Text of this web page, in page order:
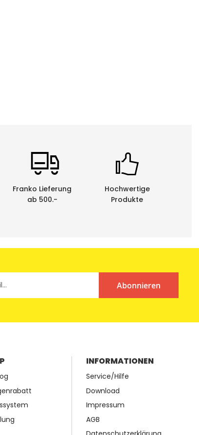
Franko Lieferung
ab 500.-
Hochwertige
Produkte
Abonnieren
INFORMATIONEN
Service/Hilfe
Download
Impressum
AGB